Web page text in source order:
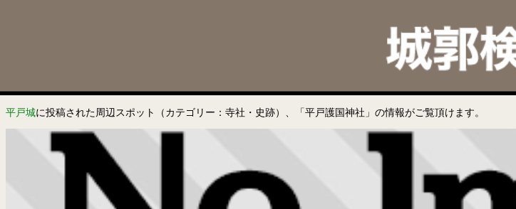
平戸城に投稿された周辺スポット（カテゴリー：寺社・史跡）、「平戸護国神社」の情報がご覧頂けます。